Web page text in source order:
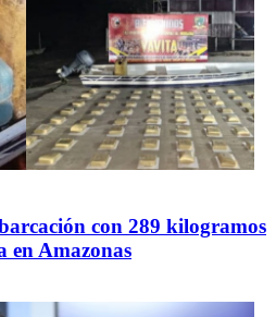
con 289 kilogramos
en Amazonas